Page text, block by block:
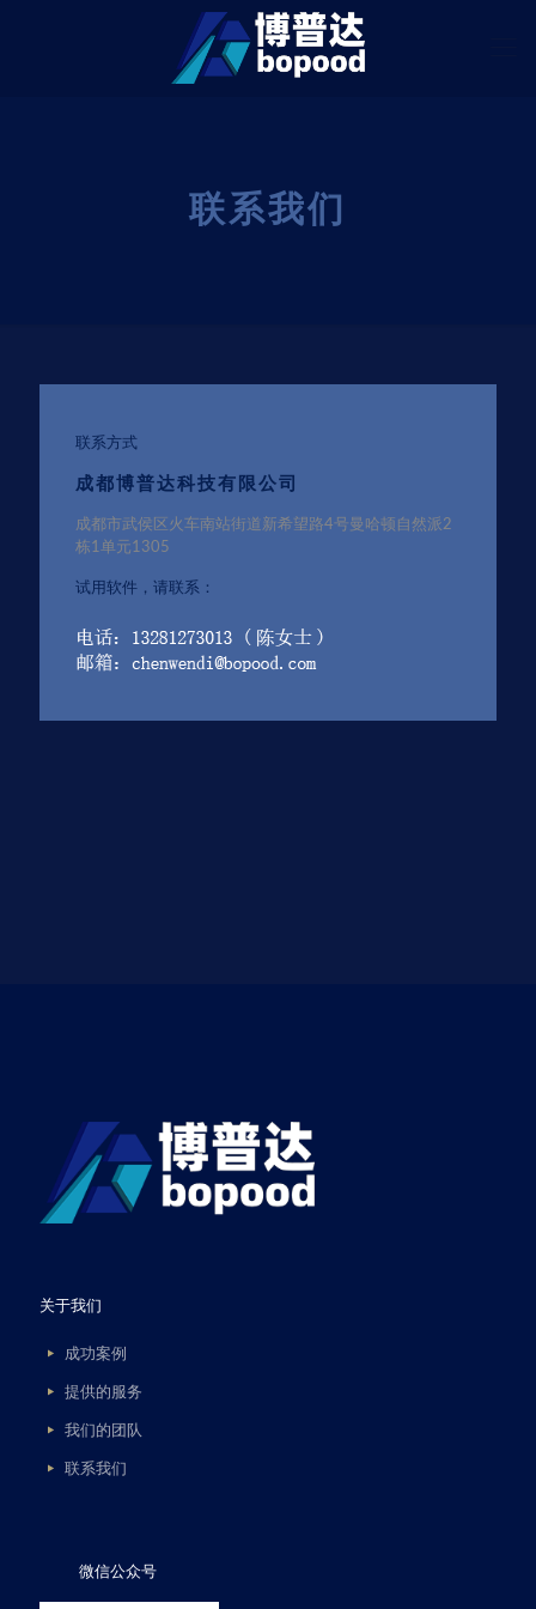
联系我们
联系方式
成都博普达科技有限公司
成都市武侯区火车南站街道新希望路4号曼哈顿自然派2
栋1单元1305
试用软件，请联系：
关于我们
成功案例
提供的服务
我们的团队
联系我们
微信公众号